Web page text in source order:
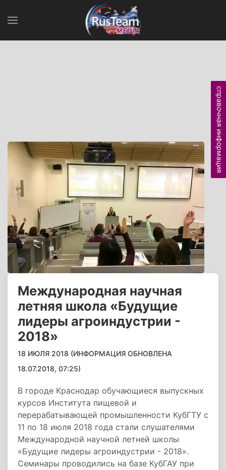
Международная научная
летняя школа «Будущие
лидеры агроиндустрии -
2018»
18 ИЮЛЯ 2018 (ИНФОРМАЦИЯ ОБНОВЛЕНА
18.07.2018, 07:25)
В городе Краснодар обучающиеся выпускных
курсов Института пищевой и
перерабатывающей промышленности КубГТУ с
11 по 18 июля 2018 года стали слушателями
Международной научной летней школы
«Будущие лидеры агроиндустрии - 2018».
Семинары проводились на базе КубГАУ при
справочная информация